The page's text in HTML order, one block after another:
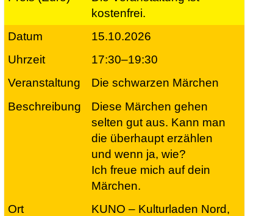
kostenfrei.
15.10.2026
17:30–19:30
Die schwarzen Märchen
Diese Märchen gehen
selten gut aus. Kann man
die überhaupt erzählen
und wenn ja, wie?
Ich freue mich auf dein
Märchen.
KUNO – Kulturladen Nord,